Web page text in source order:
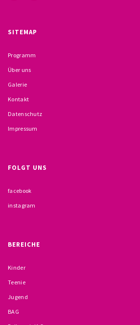
SITEMAP
Programm
Über uns
Galerie
Kontakt
Datenschutz
Impressum
FOLGT UNS
facebook
instagram
BEREICHE
Kinder
Teenie
Jugend
BAG